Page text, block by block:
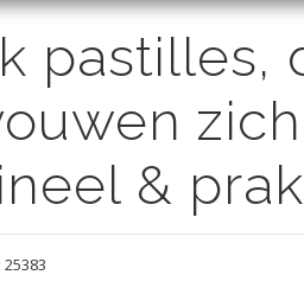
pastilles,
&
25383